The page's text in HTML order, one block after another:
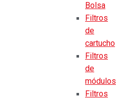
Bolsa
Filtros
de
cartucho
Filtros
de
módulos
Filtros